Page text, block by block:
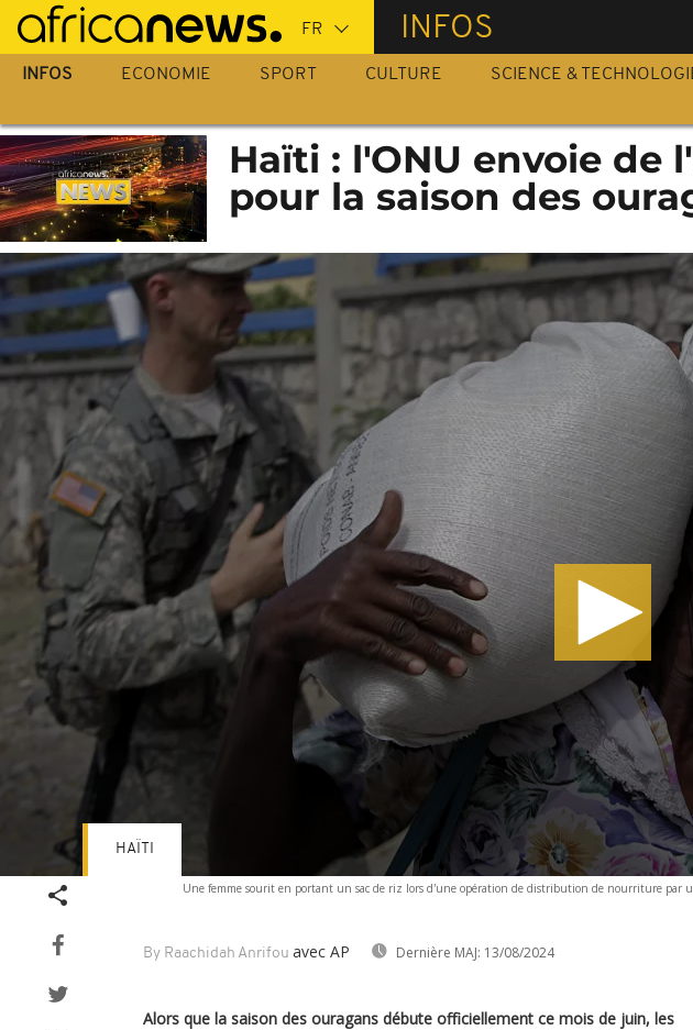
Passer
au
contenu
INFOS
INFOS ECONOMIE SPORT CULTURE SCIENCE &
Haïti : l'ONU envoie de
pour la saison des
Une femme sourit en portant un sac de riz lors d'une opération de distribution de nourriture par
By Raachidah Anrifou avec AP Dernière MAJ: 13/08/2024
HAÏTI
Alors que la saison des ouragans débute officiellement ce mois de juin, les